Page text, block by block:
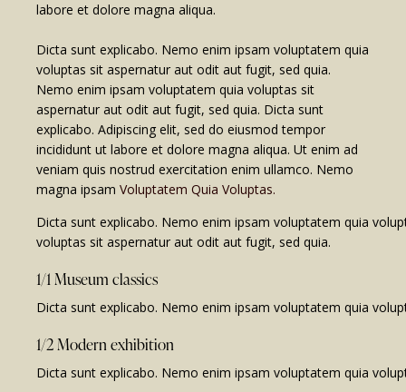
labore et dolore magna aliqua.
Dicta sunt explicabo. Nemo enim ipsam voluptatem quia
voluptas sit aspernatur aut odit aut fugit, sed quia.
Nemo enim ipsam voluptatem quia voluptas sit
aspernatur aut odit aut fugit, sed quia. Dicta sunt
explicabo. Adipiscing elit, sed do eiusmod tempor
incididunt ut labore et dolore magna aliqua. Ut enim ad
veniam quis nostrud exercitation enim ullamco. Nemo
magna ipsam Voluptatem Quia Voluptas.
Dicta sunt explicabo. Nemo enim ipsam voluptatem quia
voluptas sit aspernatur aut odit aut fugit, sed quia.
1/1 Museum classics
Dicta sunt explicabo. Nemo enim ipsam voluptatem quia
1/2 Modern exhibition
Dicta sunt explicabo. Nemo enim ipsam voluptatem quia